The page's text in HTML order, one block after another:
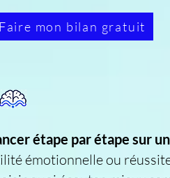
Faire mon bilan gratuit
étape par étape sur
émotionnelle ou